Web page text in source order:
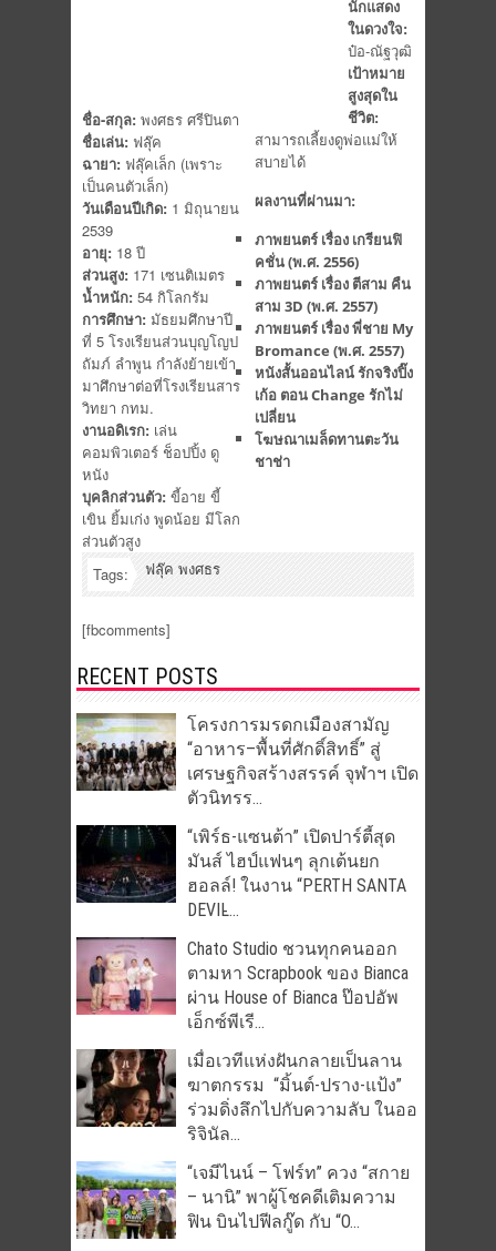
ชื่อ-สกุล: พงศธร ศรีปินตา
ชื่อเล่น: ฟลุ๊ค
ฉายา: ฟลุ๊คเล็ก (เพราะ
เป็นคนตัวเล็ก)
วันเดือนปีเกิด: 1 มิถุนายน
2539
อายุ: 18 ปี
ส่วนสูง: 171 เซนติเมตร
น้ำหนัก: 54 กิโลกรัม
การศึกษา: มัธยมศึกษาปี
ที่ 5 โรงเรียนส่วนบุญโญป
ถัมภ์ ลำพูน กำลังย้ายเข้า
มาศึกษาต่อที่โรงเรียนสาร
วิทยา กทม.
งานอดิเรก: เล่น
คอมพิวเตอร์ ช็อปปิ้ง ดู
หนัง
บุคลิกส่วนตัว: ขี้อาย ขี้
เขิน ยิ้มเก่ง พูดน้อย มีโลก
ส่วนตัวสูง
นักแสดง
ในดวงใจ:
ป๋อ-ณัฐวุฒิ
เป้าหมาย
สูงสุดใน
ชีวิต:
สามารถเลี้ยงดูพ่อแม่ให้
สบายได้
ผลงานที่ผ่านมา:
ภาพยนตร์ เรื่อง เกรียนฟิ
คชั่น (พ.ศ. 2556)
ภาพยนตร์ เรื่อง ตีสาม คืน
สาม 3D (พ.ศ. 2557)
ภาพยนตร์ เรื่อง พี่ชาย My
Bromance (พ.ศ. 2557)
หนังสั้นออนไลน์ รักจริงปิ๊ง
เก้อ ตอน Change รักไม่
เปลี่ยน
โฆษณาเมล็ดทานตะวัน
ชาช่า
Tags: ฟลุ๊ค พงศธร
[fbcomments]
RECENT POSTS
โครงการมรดกเมืองสามัญ
“อาหาร–พื้นที่ศักดิ์สิทธิ์” สู่
เศรษฐกิจสร้างสรรค์ จุฬาฯ เปิด
ตัวนิทรร...
“เพิร์ธ-แซนต้า” เปิดปาร์ตี้สุด
มันส์ ไฮป์แฟนๆ ลุกเต้นยก
ฮอลล์! ในงาน “PERTH SANTA
DEVIL̵...
Chato Studio ชวนทุกคนออก
ตามหา Scrapbook ของ Bianca
ผ่าน House of Bianca ป๊อปอัพ
เอ็กซ์พีเรี...
เมื่อเวทีแห่งฝันกลายเป็นลาน
ฆาตกรรม “มิ้นต์-ปราง-แป้ง”
ร่วมดิ่งลึกไปกับความลับ ในออ
ริจินัล...
“เจมีไนน์ – โฟร์ท” ควง “สกาย
– นานิ” พาผู้โชคดีเติมความ
ฟิน บินไปฟีลกู๊ด กับ “O...